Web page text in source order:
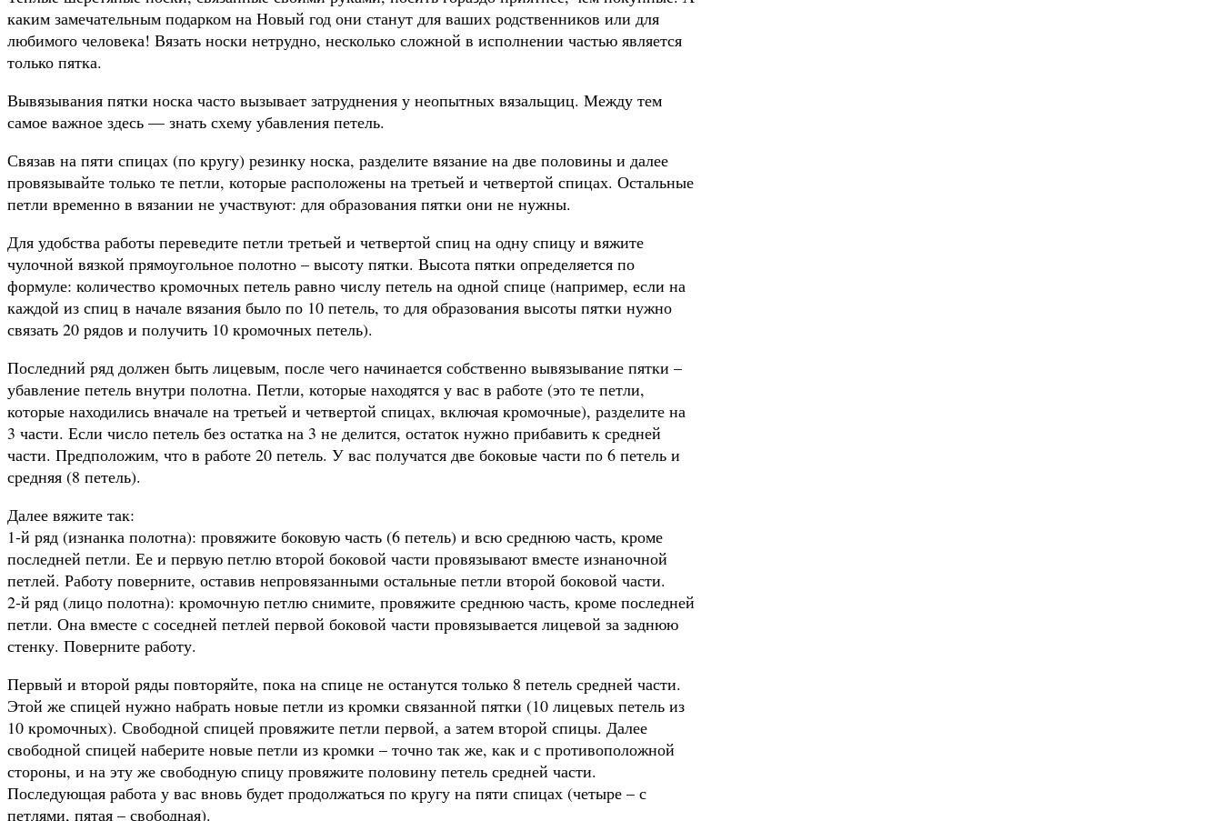
каким замечательным подарком на Новый год они станут для ваших родственников или для
любимого человека! Вязать носки нетрудно, несколько сложной в исполнении частью является
только пятка.
Вывязывания пятки носка часто вызывает затруднения у неопытных вязальщиц. Между тем
самое важное здесь — знать схему убавления петель.
Связав на пяти спицах (по кругу) резинку носка, разделите вязание на две половины и далее
провязывайте только те петли, которые расположены на третьей и четвертой спицах. Остальные
петли временно в вязании не участвуют: для образования пятки они не нужны.
Для удобства работы переведите петли третьей и четвертой спиц на одну спицу и вяжите
чулочной вязкой прямоугольное полотно – высоту пятки. Высота пятки определяется по
формуле: количество кромочных петель равно числу петель на одной спице (например, если на
каждой из спиц в начале вязания было по 10 петель, то для образования высоты пятки нужно
связать 20 рядов и получить 10 кромочных петель).
Последний ряд должен быть лицевым, после чего начинается собственно вывязывание пятки –
убавление петель внутри полотна. Петли, которые находятся у вас в работе (это те петли,
которые находились вначале на третьей и четвертой спицах, включая кромочные), разделите на
3 части. Если число петель без остатка на 3 не делится, остаток нужно прибавить к средней
части. Предположим, что в работе 20 петель. У вас получатся две боковые части по 6 петель и
средняя (8 петель).
Далее вяжите так:
1-й ряд (изнанка полотна): провяжите боковую часть (6 петель) и всю среднюю часть, кроме
последней петли. Ее и первую петлю второй боковой части провязывают вместе изнаночной
петлей. Работу поверните, оставив непровязанными остальные петли второй боковой части.
2-й ряд (лицо полотна): кромочную петлю снимите, провяжите среднюю часть, кроме последней
петли. Она вместе с соседней петлей первой боковой части провязывается лицевой за заднюю
стенку. Поверните работу.
Первый и второй ряды повторяйте, пока на спице не останутся только 8 петель средней части.
Этой же спицей нужно набрать новые петли из кромки связанной пятки (10 лицевых петель из
10 кромочных). Свободной спицей провяжите петли первой, а затем второй спицы. Далее
свободной спицей наберите новые петли из кромки – точно так же, как и с противоположной
стороны, и на эту же свободную спицу провяжите половину петель средней части.
Последующая работа у вас вновь будет продолжаться по кругу на пяти спицах (четыре – с
петлями, пятая – свободная).